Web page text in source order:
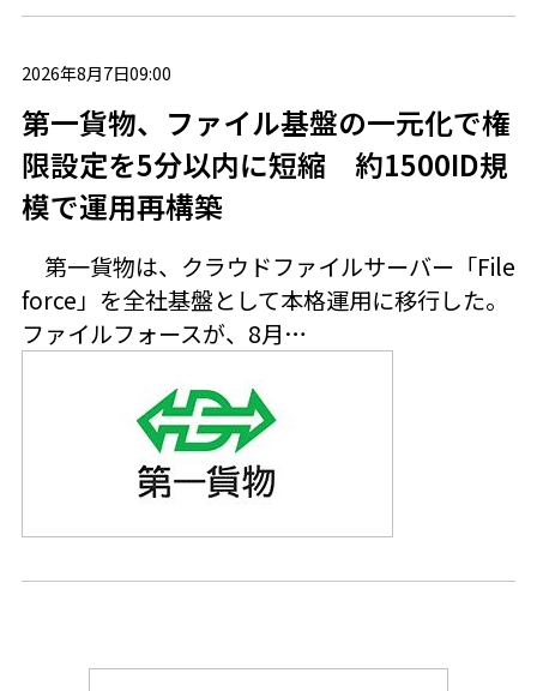
2026年8月7日09:00
第一貨物、ファイル基盤の一元化で権
限設定を5分以内に短縮 約1500ID規
模で運用再構築
第一貨物は、クラウドファイルサーバー「File
force」を全社基盤として本格運用に移行した。
ファイルフォースが、8月…